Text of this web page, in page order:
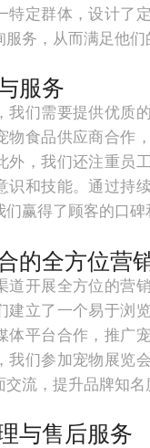
特定群体，设计了
务，从而满足他们
服务
我们需要提供优质
物食品供应商合作
外，我们还注重员
识和技能。通过持
赢得了顾客的口碑
的全方位营
道开展全方位的营
建立了一个易于浏
体平台合作，推广
我们参加宠物展览
流，提升品牌知名
与售后服务